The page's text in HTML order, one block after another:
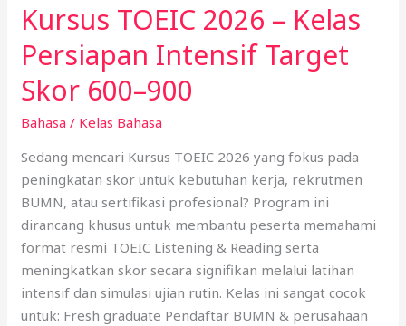
Kursus TOEIC 2026 – Kelas
Persiapan Intensif Target
Skor 600–900
Bahasa / Kelas Bahasa
Sedang mencari Kursus TOEIC 2026 yang fokus pada
peningkatan skor untuk kebutuhan kerja, rekrutmen
BUMN, atau sertifikasi profesional? Program ini
dirancang khusus untuk membantu peserta memahami
format resmi TOEIC Listening & Reading serta
meningkatkan skor secara signifikan melalui latihan
intensif dan simulasi ujian rutin. Kelas ini sangat cocok
untuk: Fresh graduate Pendaftar BUMN & perusahaan